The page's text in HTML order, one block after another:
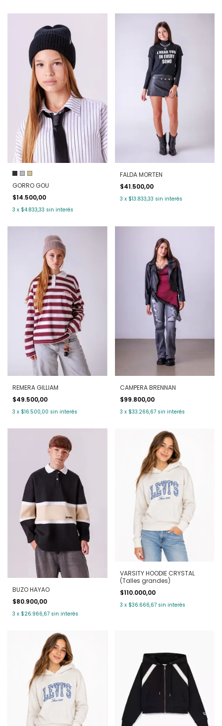
GORRO GOU
$14.500,00
3 x $4.833,33 sin interés
FALDA MORTEN
$41.500,00
3 x $13.833,33 sin interés
REMERA GILLIAM
$49.500,00
3 x $16.500,00 sin interés
CAMPERA BRENNAN
$99.800,00
3 x $33.266,67 sin interés
BUZO HAYAO
$80.900,00
3 x $26.966,67 sin interés
VARSITY HOODIE CRYSTAL
(Talles grandes)
$110.000,00
3 x $36.666,67 sin interés